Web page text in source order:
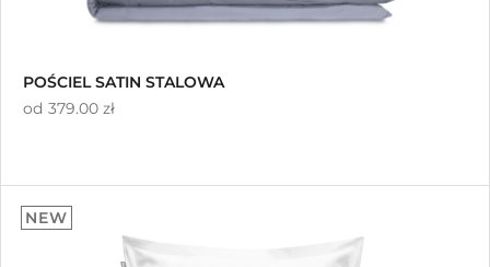
POŚCIEL SATIN STALOWA
od 379.00 zł
NEW